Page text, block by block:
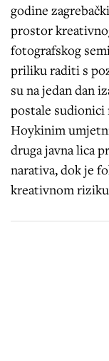
godine
prostor
fotografskog
priliku raditi s
su na jedan dan
postale sudionici
Hoykinim
druga javna lica
narativa, dok je
kreativnom